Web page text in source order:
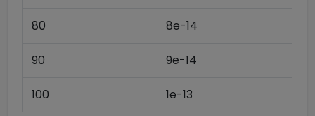
80 8e-14
90 9e-14
100 1e-13